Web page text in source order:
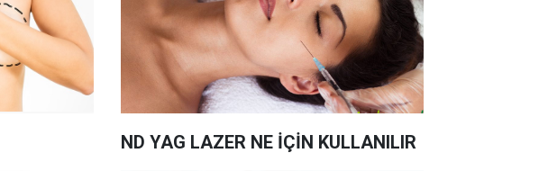
ND YAG LAZER NE İÇİN KULLANILIR